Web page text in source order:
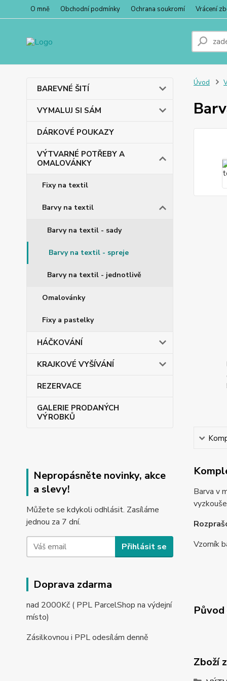
O mně Obchodní podmínky Ochrana soukromí Vrácení
BAREVNÉ ŠITÍ
VYMALUJ SI SÁM
DÁRKOVÉ POUKAZY
VÝTVARNÉ POTŘEBY A
OMALOVÁNKY
Fixy na textil
Barvy na textil
Barvy na textil - sady
Barvy na textil - spreje
Barvy na textil - jednotlivě
Omalovánky
Fixy a pastelky
HÁČKOVÁNÍ
KRAJKOVÉ VYŠÍVÁNÍ
REZERVACE
GALERIE PRODANÝCH
VÝROBKŮ
Nepropásněte novinky, akce
a slevy!
Můžete se kdykoli odhlásit. Zasíláme
jednou za 7 dní.
Přihlásit se
Doprava zdarma
nad 2000Kč ( PPL ParcelShop na výdejní
místo)
Zásilkovnou i PPL odesílám denně
Úvod
Barva v
Vzorník
Zboží